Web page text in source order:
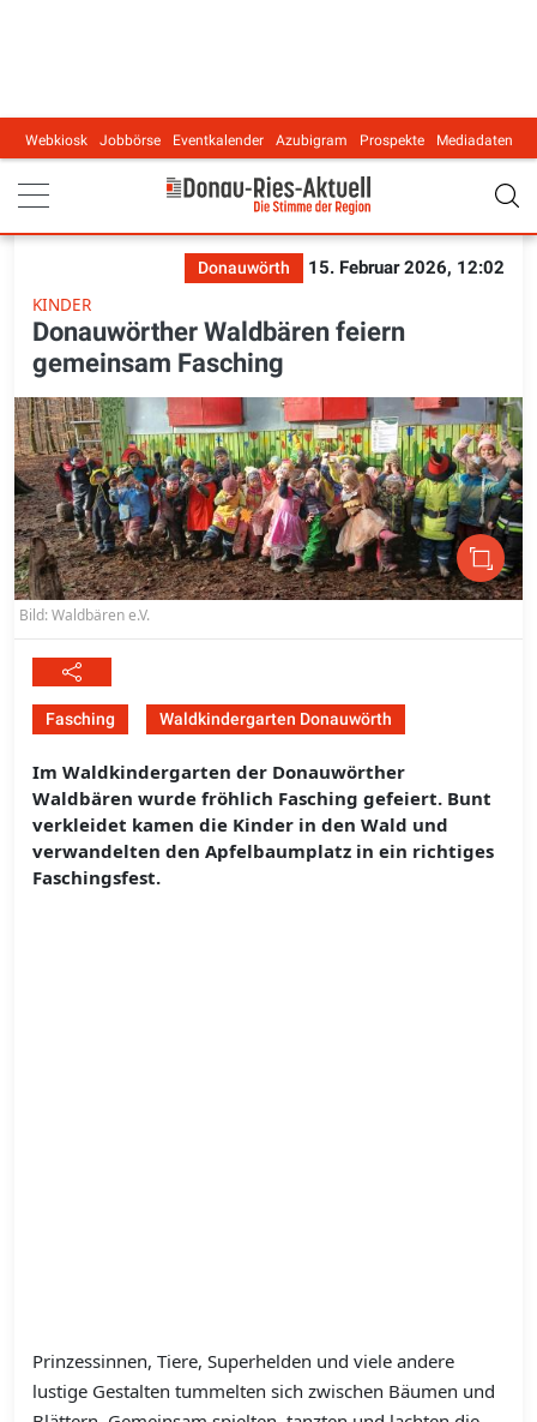
Main navigation
Webkiosk Jobbörse Eventkalender Azubigram Prospekte Mediadaten
Donauwörth
15. Februar 2026, 12:02
KINDER
Donauwörther Waldbären feiern
gemeinsam Fasching
Bild: Waldbären e.V.
Fasching Waldkindergarten Donauwörth
Im Waldkindergarten der Donauwörther
Waldbären wurde fröhlich Fasching gefeiert. Bunt
verkleidet kamen die Kinder in den Wald und
verwandelten den Apfelbaumplatz in ein richtiges
Faschingsfest.
Prinzessinnen, Tiere, Superhelden und viele andere
lustige Gestalten tummelten sich zwischen Bäumen und